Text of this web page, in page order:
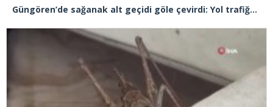
Güngören’de sağanak alt geçidi göle çevirdi: Yol trafiğe kapatıldı